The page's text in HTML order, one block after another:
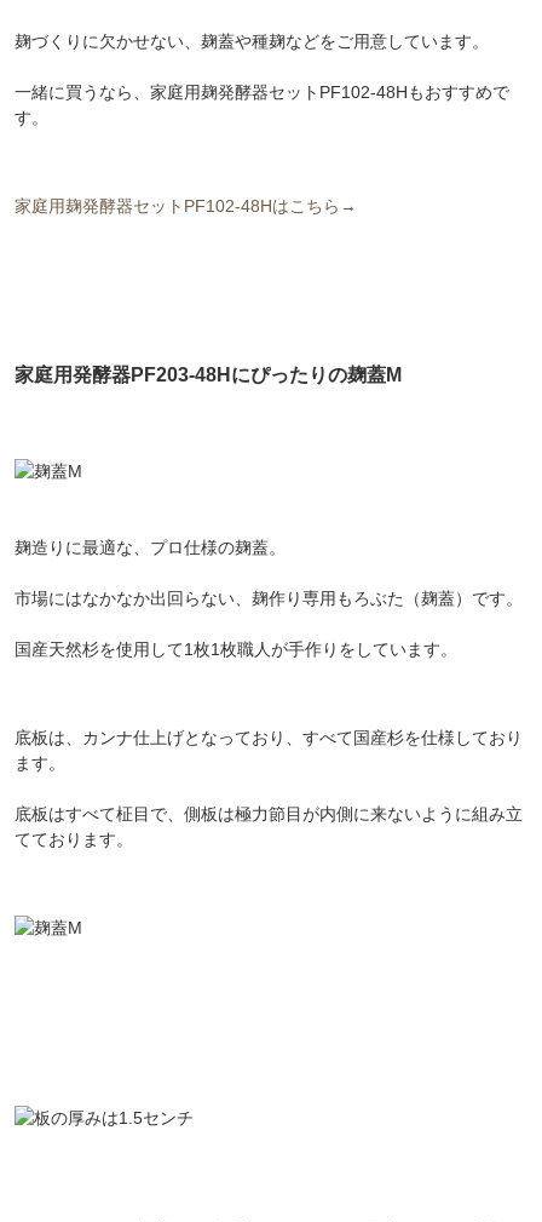
麹づくりに欠かせない、麹蓋や種麹などをご用意しています。
一緒に買うなら、家庭用麹発酵器セットPF102-48Hもおすすめで
す。
家庭用麹発酵器セットPF102-48Hはこちら→
家庭用発酵器PF203-48Hにぴったりの麹蓋M
麹造りに最適な、プロ仕様の麹蓋。
市場にはなかなか出回らない、麹作り専用もろぶた（麹蓋）です。
国産天然杉を使用して1枚1枚職人が手作りをしています。
底板は、カンナ仕上げとなっており、すべて国産杉を仕様しており
ます。
底板はすべて柾目で、側板は極力節目が内側に来ないように組み立
てております。